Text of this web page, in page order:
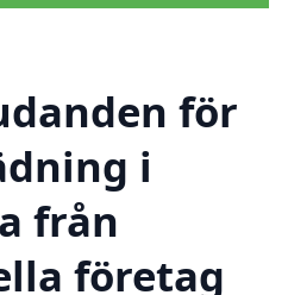
för
i
från
företag